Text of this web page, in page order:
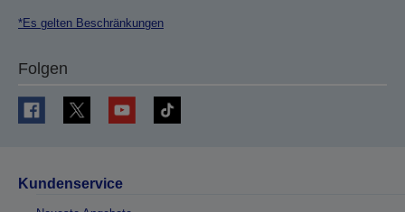
*Es gelten Beschränkungen
Folgen
Kundenservice